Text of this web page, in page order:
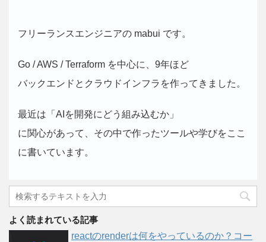
フリーランスエンジニアの mabui です。
Go / AWS / Terraform を中心に、9年ほど
バックエンドとクラウドインフラを作ってきました。
最近は「AIを開発にどう組み込むか」
に関心があって、その中で作ったツールや学びをここ
に書いています。
よく読まれている記事
reactのrenderは何をやっているのか？コー